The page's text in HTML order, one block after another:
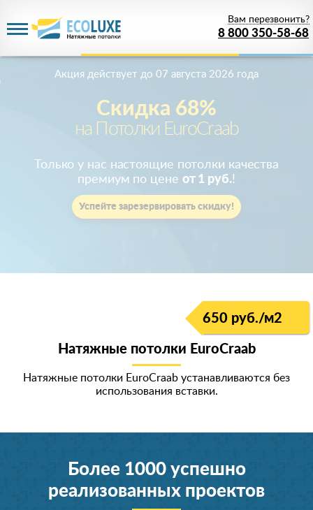
8 800 350-58-68
Вам перезвонить?
Скидка 68%
на Потолки EuroCraab
Акция действует до 07 августа 2026 года
Только у нас настоящие потолки качества
премиум по цене от 1 руб.!
Успейте зарезервировать скидку!
650 руб./м2
Натяжные потолки EuroCraab
Натяжные потолки EuroCraab устанавливаются без
использования вставки.
Более 1000 успешно
реализованных проектов